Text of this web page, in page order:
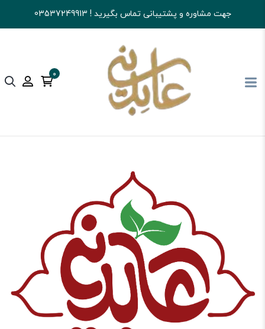
جهت مشاوره و پشتیبانی تماس بگیرید ! 03537249913
0
آجیل و خشکبار عابدینی کالای اساسی و خواربار